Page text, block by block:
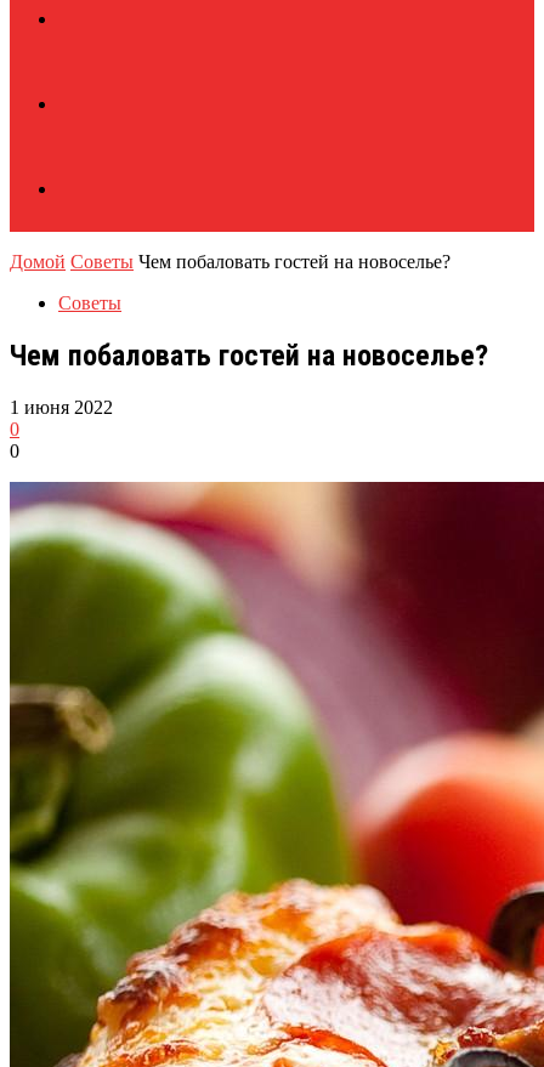
Домой Советы Чем побаловать гостей на новоселье?
Советы
Чем побаловать гостей на новоселье?
1 июня 2022
0
0